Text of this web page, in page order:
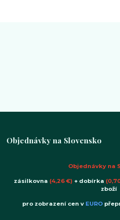
Objednávky na Slovensko
Objednávky na
zásilkovna (4,26 €) + dobírka
zboží
pro zobrazení cen v EURO